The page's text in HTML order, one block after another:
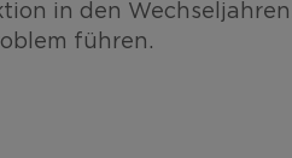
in den
führen.